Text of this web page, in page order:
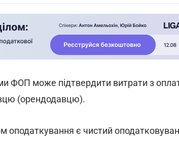
ФОП може підтвердити витрати з
(орендодавцю).
оподаткування є чистий